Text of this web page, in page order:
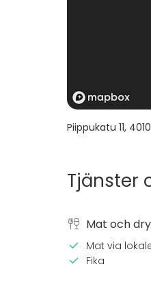
Piippukatu 11,
Tjänster
Mat och
Mat via
Fika